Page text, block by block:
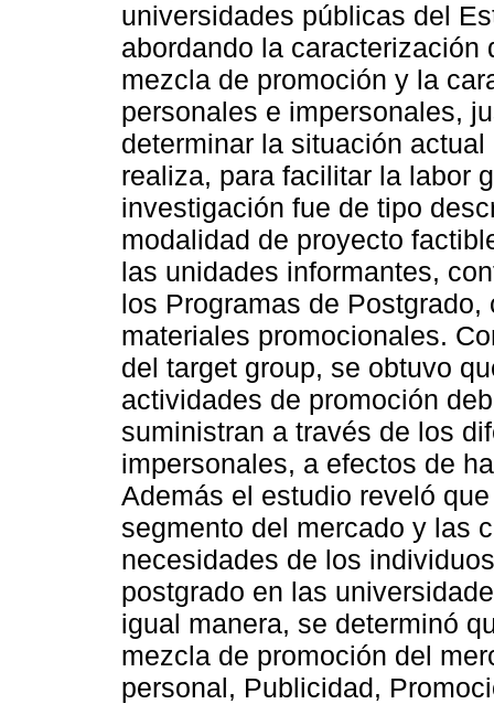
universidades públicas del
abordando la
mezcla de promoción y la
personales e impersonales,
determinar la situación
realiza, para facilitar la labor
investigación fue de tipo
modalidad de proyecto
las unidades informantes,
los Programas de
materiales promocionales.
del target group, se obtuvo
actividades de promoción
suministran a través de los
impersonales, a efectos de
Además el estudio reveló
segmento del mercado y las
necesidades de los
postgrado en las
igual manera, se determinó
mezcla de promoción del
personal, Publicidad,